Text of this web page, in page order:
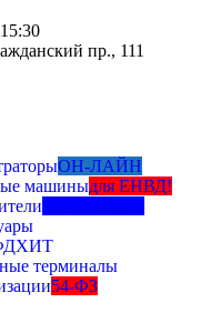
пр., 111
ОН-ЛАЙН
машиныдля ЕНВД!
ХИТ
терминалы
54-ФЗ